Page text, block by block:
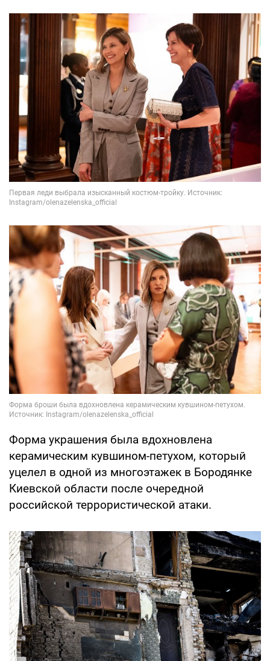
Форма украшения была вдохновлена
керамическим кувшином-петухом, который
уцелел в одной из многоэтажек в Бородянке
Киевской области после очередной
российской террористической атаки.